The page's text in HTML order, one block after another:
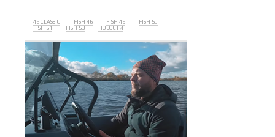
46 CLASSIC FISH 46 FISH 49
FISH 50
FISH 51
FISH 53 НОВОСТИ